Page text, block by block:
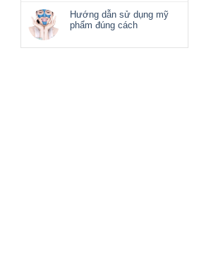
Hướng dẫn sử dụng mỹ
phẩm đúng cách